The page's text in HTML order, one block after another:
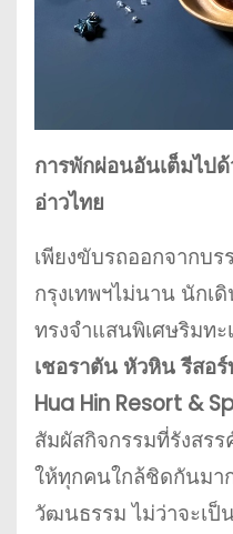
การพักผ่อนอันเต็มไป
อ่าวไทย
เพียงขับรถออกจากบร
กรุงเทพฯไม่นาน นักเ
ทรงจำแสนพิเศษริมท
เชอราตัน หัวหิน รีสอ
Hua Hin Resort &
สัมผัสกิจกรรมที่รังสร
ให้ทุกคนใกล้ชิดกันมา
วัฒนธรรม ไม่ว่าจะเป็